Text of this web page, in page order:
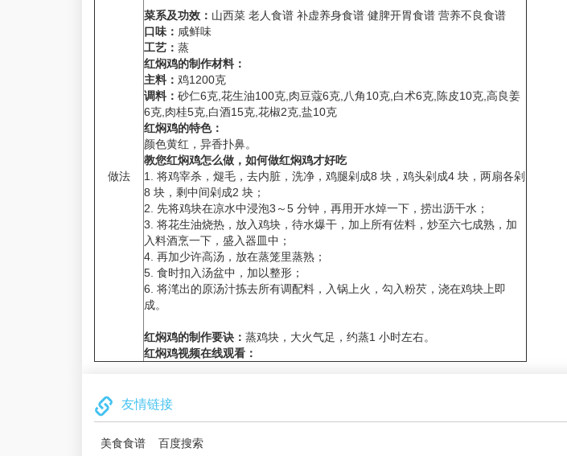
做法
菜系及功效： 山西菜 老人食谱 补虚养身食谱 健脾开胃食谱 营养不良食谱
口味： 咸鲜味
工艺： 蒸
红焖鸡的制作材料：
主料： 鸡1200克
调料： 砂仁6克,花生油100克,肉豆蔻6克,八角10克,白术6克,陈皮10克,高良姜
6克,肉桂5克,白酒15克,花椒2克,盐10克
红焖鸡的特色：
颜色黄红，异香扑鼻。
教您红焖鸡怎么做，如何做红焖鸡才好吃
1. 将鸡宰杀，煺毛，去内脏，洗净，鸡腿剁成8 块，鸡头剁成4 块，两扇各剁
8 块，剩中间剁成2 块；
2. 先将鸡块在凉水中浸泡3～5 分钟，再用开水焯一下，捞出沥干水；
3. 将花生油烧热，放入鸡块，待水爆干，加上所有佐料，炒至六七成熟，加
入料酒烹一下，盛入器皿中；
4. 再加少许高汤，放在蒸笼里蒸熟；
5. 食时扣入汤盆中，加以整形；
6. 将滗出的原汤汁拣去所有调配料，入锅上火，勾入粉芡，浇在鸡块上即
成。
红焖鸡的制作要诀： 蒸鸡块，大火气足，约蒸1 小时左右。
红焖鸡视频在线观看：
友情链接
美食食谱 百度搜索